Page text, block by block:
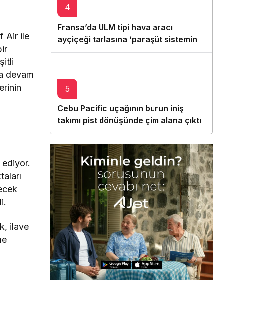
Air ile
devam
ediyor.
, ilave
4
Fransa’da ULM tipi hava aracı
ayçiçeği tarlasına ‘paraşüt sistemini’
açarak indi
5
Cebu Pacific uçağının burun iniş
takımı pist dönüşünde çim alana çıktı